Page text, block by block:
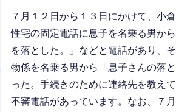
７月１２日から１３日にかけて、小
性宅の固定電話に息子を名乗る男か
を落とした。」などと電話があり、
物係を名乗る男から「息子さんの落
った。手続きのために連絡先を教え
不審電話があっています。なお、７